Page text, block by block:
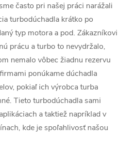
často pri našej práci narážali
turbodúchadla krátko po
typ motora a pod. Zákazníkovi
prácu a turbo to nevydržalo,
nemalo vôbec žiadnu rezervu
ponúkame dúchadla
pokiaľ ich výrobca turba
Tieto turbodúchadla sami
a taktiež napríklad v
kde je spoľahlivosť našou